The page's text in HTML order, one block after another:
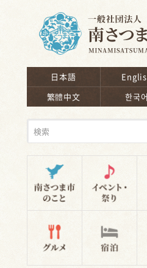
日本語
繁體中文
한국어